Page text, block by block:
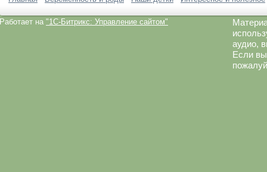
Работает на "1C-Битрикс: Управление сайтом"
аудио,
Если вы